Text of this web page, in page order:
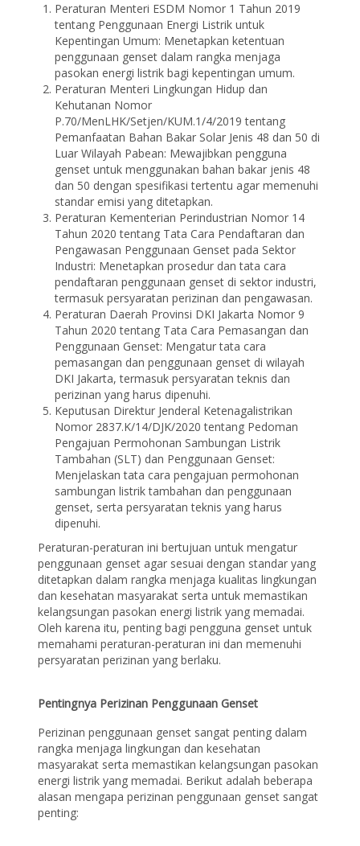
Peraturan Menteri ESDM Nomor 1 Tahun 2019
tentang Penggunaan Energi Listrik untuk
Kepentingan Umum: Menetapkan ketentuan
penggunaan genset dalam rangka menjaga
pasokan energi listrik bagi kepentingan umum.
Peraturan Menteri Lingkungan Hidup dan
Kehutanan Nomor
P.70/MenLHK/Setjen/KUM.1/4/2019 tentang
Pemanfaatan Bahan Bakar Solar Jenis 48 dan 50 di
Luar Wilayah Pabean: Mewajibkan pengguna
genset untuk menggunakan bahan bakar jenis 48
dan 50 dengan spesifikasi tertentu agar memenuhi
standar emisi yang ditetapkan.
Peraturan Kementerian Perindustrian Nomor 14
Tahun 2020 tentang Tata Cara Pendaftaran dan
Pengawasan Penggunaan Genset pada Sektor
Industri: Menetapkan prosedur dan tata cara
pendaftaran penggunaan genset di sektor industri,
termasuk persyaratan perizinan dan pengawasan.
Peraturan Daerah Provinsi DKI Jakarta Nomor 9
Tahun 2020 tentang Tata Cara Pemasangan dan
Penggunaan Genset: Mengatur tata cara
pemasangan dan penggunaan genset di wilayah
DKI Jakarta, termasuk persyaratan teknis dan
perizinan yang harus dipenuhi.
Keputusan Direktur Jenderal Ketenagalistrikan
Nomor 2837.K/14/DJK/2020 tentang Pedoman
Pengajuan Permohonan Sambungan Listrik
Tambahan (SLT) dan Penggunaan Genset:
Menjelaskan tata cara pengajuan permohonan
sambungan listrik tambahan dan penggunaan
genset, serta persyaratan teknis yang harus
dipenuhi.
Peraturan-peraturan ini bertujuan untuk mengatur
penggunaan genset agar sesuai dengan standar yang
ditetapkan dalam rangka menjaga kualitas lingkungan
dan kesehatan masyarakat serta untuk memastikan
kelangsungan pasokan energi listrik yang memadai.
Oleh karena itu, penting bagi pengguna genset untuk
memahami peraturan-peraturan ini dan memenuhi
persyaratan perizinan yang berlaku.
Pentingnya Perizinan Penggunaan Genset
Perizinan penggunaan genset sangat penting dalam
rangka menjaga lingkungan dan kesehatan
masyarakat serta memastikan kelangsungan pasokan
energi listrik yang memadai. Berikut adalah beberapa
alasan mengapa perizinan penggunaan genset sangat
penting: